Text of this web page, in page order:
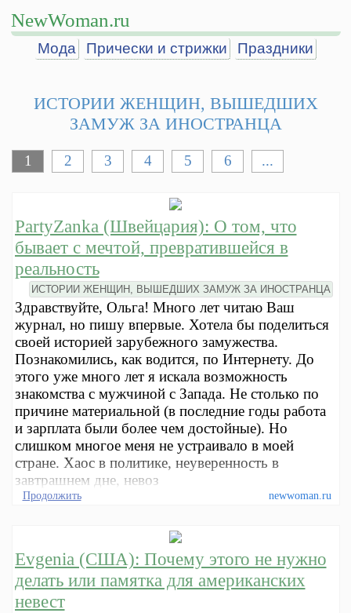
NewWoman.ru
Мода Прически и стрижки Праздники
ИСТОРИИ ЖЕНЩИН, ВЫШЕДШИХ
ЗАМУЖ ЗА ИНОСТРАНЦА
1 2 3 4 5 6 ...
PartyZanka (Швейцария): О том, что
бывает с мечтой, превратившейся в
реальность
ИСТОРИИ ЖЕНЩИН, ВЫШЕДШИХ ЗАМУЖ ЗА ИНОСТРАНЦА
Здравствуйте, Ольга! Много лет читаю Ваш
журнал, но пишу впервые. Хотела бы поделиться
своей историей зарубежного замужества.
Познакомились, как водится, по Интернету. До
этого уже много лет я искала возможность
знакомства с мужчиной с Запада. Не столько по
причине материальной (в последние годы работа
и зарплата были более чем достойные). Но
слишком многое меня не устраивало в моей
стране. Хаос в политике, неуверенность в
завтрашнем дне, невоз
Продолжить newwoman.ru
Evgenia (США): Почему этого не нужно
делать или памятка для американских
невест